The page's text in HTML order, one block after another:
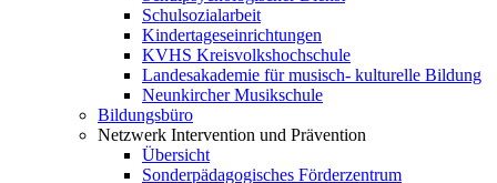
Schulsozialarbeit
Kindertageseinrichtungen
KVHS Kreisvolkshochschule
Landesakademie für musisch- kulturelle Bildung
Neunkircher Musikschule
Bildungsbüro
Netzwerk Intervention und Prävention
Übersicht
Sonderpädagogisches Förderzentrum